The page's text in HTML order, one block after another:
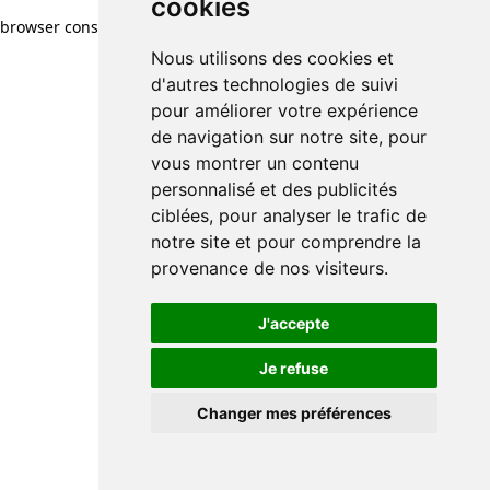
cookies
Nous utilisons des cookies et
d'autres technologies de suivi
pour améliorer votre expérience
de navigation sur notre site, pour
vous montrer un contenu
personnalisé et des publicités
ciblées, pour analyser le trafic de
notre site et pour comprendre la
provenance de nos visiteurs.
J'accepte
Je refuse
Changer mes préférences
browser console for more information)